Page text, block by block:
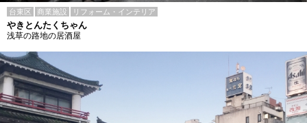
台東区 商業施設 リフォーム・インテリア
やきとんたくちゃん
浅草の路地の居酒屋